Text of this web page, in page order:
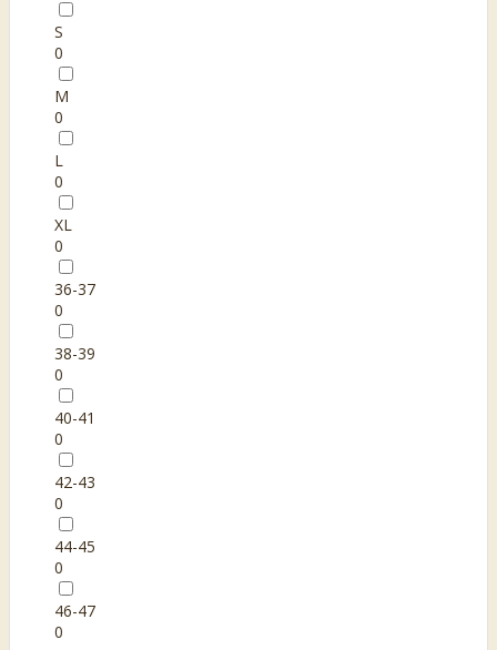
S
0
M
0
L
0
XL
0
36-37
0
38-39
0
40-41
0
42-43
0
44-45
0
46-47
0